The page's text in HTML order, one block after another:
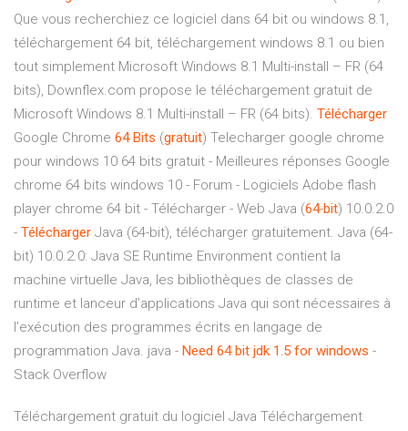
Que vous recherchiez ce logiciel dans 64 bit ou windows 8.1,
téléchargement 64 bit, téléchargement windows 8.1 ou bien
tout simplement Microsoft Windows 8.1 Multi-install – FR (64
bits), Downflex.com propose le téléchargement gratuit de
Microsoft Windows 8.1 Multi-install – FR (64 bits). Télécharger
Google Chrome 64 Bits (gratuit) Telecharger google chrome
pour windows 10 64 bits gratuit - Meilleures réponses Google
chrome 64 bits windows 10 - Forum - Logiciels Adobe flash
player chrome 64 bit - Télécharger - Web Java (64-bit) 10.0.2.0
- Télécharger Java (64-bit), télécharger gratuitement. Java (64-
bit) 10.0.2.0: Java SE Runtime Environment contient la
machine virtuelle Java, les bibliothèques de classes de
runtime et lanceur d’applications Java qui sont nécessaires à
l’exécution des programmes écrits en langage de
programmation Java. java - Need 64 bit jdk 1.5 for windows -
Stack Overflow
Téléchargement gratuit du logiciel Java Téléchargement